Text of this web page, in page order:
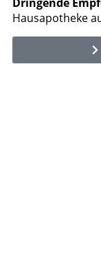
Hausapotheke